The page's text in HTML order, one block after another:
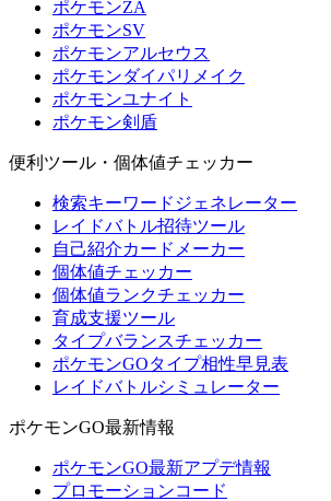
ポケモンZA
ポケモンSV
ポケモンアルセウス
ポケモンダイパリメイク
ポケモンユナイト
ポケモン剣盾
便利ツール・個体値チェッカー
検索キーワードジェネレーター
レイドバトル招待ツール
自己紹介カードメーカー
個体値チェッカー
個体値ランクチェッカー
育成支援ツール
タイプバランスチェッカー
ポケモンGOタイプ相性早見表
レイドバトルシミュレーター
ポケモンGO最新情報
ポケモンGO最新アプデ情報
プロモーションコード